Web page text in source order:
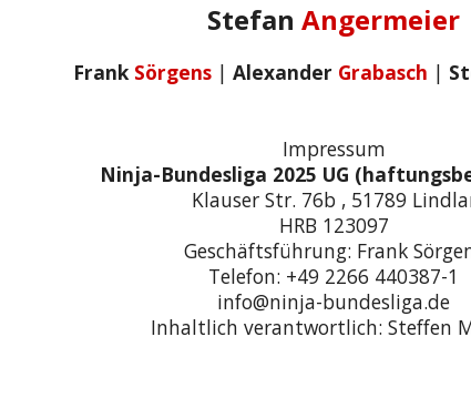
Stefan Angermeier
Frank Sörgens | Alexander Grabasch |
Impressum
Ninja-Bundesliga 2025 UG
Klauser Str. 76b , 51789
HRB 123097
Geschäftsführung: Frank
Telefon: +49 2266 440387-1
info@ninja-bundesliga.de
Inhaltlich verantwortlich: Steffen